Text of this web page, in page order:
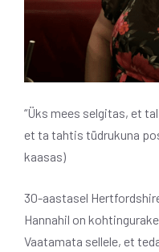
“Üks mees selgitas, et
et ta tahtis tüdrukuna
kaasas)
30-aastasel
Hannahil on
Vaatamata sellele, et